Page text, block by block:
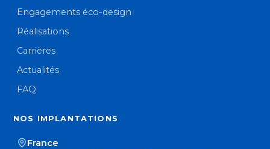
Engagements éco-design
Réalisations
Carrières
Actualités
FAQ
NOS IMPLANTATIONS
France